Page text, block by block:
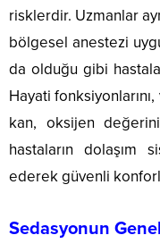
risklerdir. Uzmanlar
bölgesel anestezi
da olduğu gibi
Hayati
kan, oksijen
hastaların dolaşım
ederek güvenli
Sedasyonun